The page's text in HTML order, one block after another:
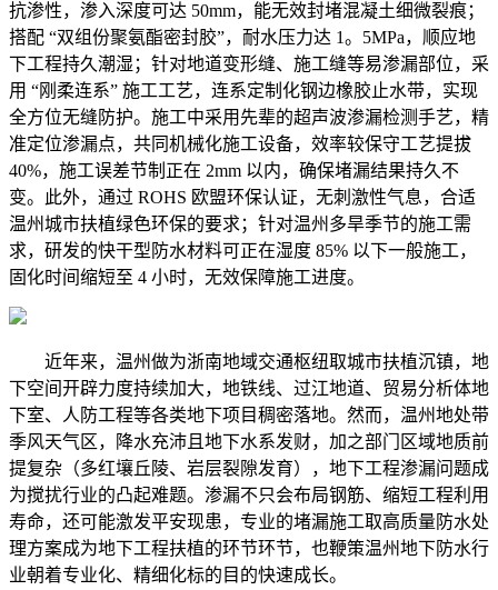
抗渗性，渗入深度可达 50mm，能无效封堵混凝土细微裂痕；
搭配 “双组份聚氨酯密封胶”，耐水压力达 1。5MPa，顺应地
下工程持久潮湿；针对地道变形缝、施工缝等易渗漏部位，采
用 “刚柔连系” 施工工艺，连系定制化钢边橡胶止水带，实现
全方位无缝防护。施工中采用先辈的超声波渗漏检测手艺，精
准定位渗漏点，共同机械化施工设备，效率较保守工艺提拔
40%，施工误差节制正在 2mm 以内，确保堵漏结果持久不
变。此外，通过 ROHS 欧盟环保认证，无刺激性气息，合适
温州城市扶植绿色环保的要求；针对温州多旱季节的施工需
求，研发的快干型防水材料可正在湿度 85% 以下一般施工，
固化时间缩短至 4 小时，无效保障施工进度。
近年来，温州做为浙南地域交通枢纽取城市扶植沉镇，地
下空间开辟力度持续加大，地铁线、过江地道、贸易分析体地
下室、人防工程等各类地下项目稠密落地。然而，温州地处带
季风天气区，降水充沛且地下水系发财，加之部门区域地质前
提复杂（多红壤丘陵、岩层裂隙发育），地下工程渗漏问题成
为搅扰行业的凸起难题。渗漏不只会布局钢筋、缩短工程利用
寿命，还可能激发平安现患，专业的堵漏施工取高质量防水处
理方案成为地下工程扶植的环节环节，也鞭策温州地下防水行
业朝着专业化、精细化标的目的快速成长。